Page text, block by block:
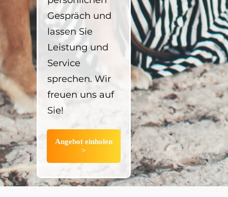
Gespräch und
lassen Sie
Leistung und
Service
sprechen. Wir
freuen uns auf
Sie!
Angebot einholen
>